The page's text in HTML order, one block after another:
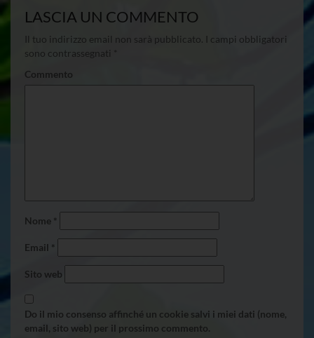
LASCIA UN COMMENTO
Il tuo indirizzo email non sarà pubblicato.
I campi obbligatori
sono contrassegnati
Commento
Nome *
Email *
Sito web
Do il mio consenso affinché un cookie salvi i miei dati (nome,
email, sito web) per il prossimo commento.